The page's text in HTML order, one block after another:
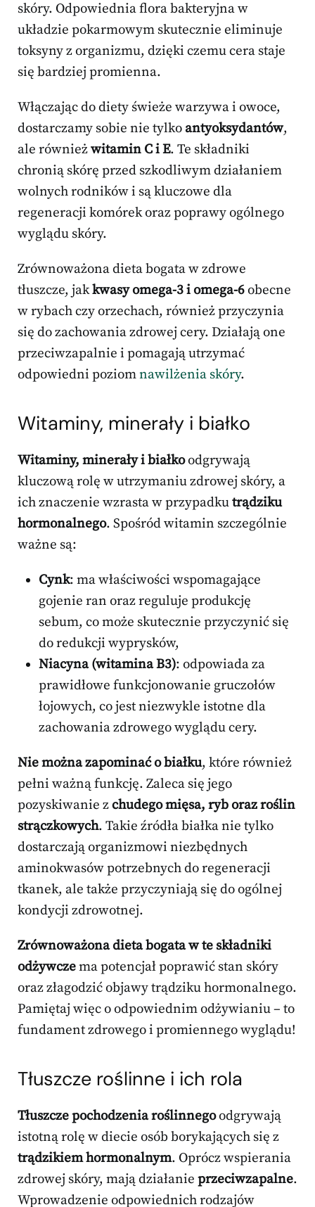
skóry. Odpowiednia flora bakteryjna w
układzie pokarmowym skutecznie eliminuje
toksyny z organizmu, dzięki czemu cera staje
się bardziej promienna.
Włączając do diety świeże warzywa i owoce,
dostarczamy sobie nie tylkoantyoksydantów,
ale równieżwitamin C i E. Te składniki
chronią skórę przed szkodliwym działaniem
wolnych rodników i są kluczowe dla
regeneracji komórek oraz poprawy ogólnego
wyglądu skóry.
Zrównoważona dieta bogata w zdrowe
tłuszcze, jakkwasy omega-3 i omega-6obecne
w rybach czy orzechach, również przyczynia
się do zachowania zdrowej cery. Działają one
przeciwzapalnie i pomagają utrzymać
odpowiedni poziomnawilżenia skóry.
Witaminy, minerały i białko
Witaminy, minerały i białkoodgrywają
kluczową rolę w utrzymaniu zdrowej skóry, a
ich znaczenie wzrasta w przypadkutrądziku
hormonalnego. Spośród witamin szczególnie
ważne są:
Cynk: ma właściwości wspomagające
gojenie ran oraz reguluje produkcję
sebum, co może skutecznie przyczynić się
do redukcji wyprysków,
Niacyna (witamina B3): odpowiada za
prawidłowe funkcjonowanie gruczołów
łojowych, co jest niezwykle istotne dla
zachowania zdrowego wyglądu cery.
Nie można zapominać o białku, które również
pełni ważną funkcję. Zaleca się jego
pozyskiwanie zchudego mięsa, ryb oraz roślin
strączkowych. Takie źródła białka nie tylko
dostarczają organizmowi niezbędnych
aminokwasów potrzebnych do regeneracji
tkanek, ale także przyczyniają się do ogólnej
kondycji zdrowotnej.
Zrównoważona dieta bogata w te składniki
odżywczema potencjał poprawić stan skóry
oraz złagodzić objawy trądziku hormonalnego.
Pamiętaj więc o odpowiednim odżywianiu – to
fundament zdrowego i promiennego wyglądu!
Tłuszcze roślinne i ich rola
Tłuszcze pochodzenia roślinnegoodgrywają
istotną rolę w diecie osób borykających się z
trądzikiem hormonalnym. Oprócz wspierania
zdrowej skóry, mają działanie przeciwzapalne.
Wprowadzenie odpowiednich rodzajów